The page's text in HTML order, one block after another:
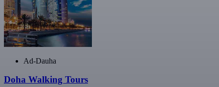
Ad-Dauha
Doha Walking Tours